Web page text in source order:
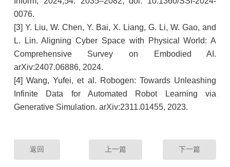
0076.
[3] Y. Liu, W. Chen, Y. Bai, X. Liang, G. Li, W. Gao, and
L. Lin. Aligning Cyber Space with Physical World: A
Comprehensive Survey on Embodied AI.
arXiv:2407.06886, 2024.
[4] Wang, Yufei, et al. Robogen: Towards Unleashing
Infinite Data for Automated Robot Learning via
Generative Simulation. arXiv:2311.01455, 2023.
返回 下一篇
上一篇